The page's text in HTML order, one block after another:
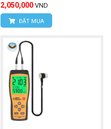
2,050,000 VND
ĐẶT MUA